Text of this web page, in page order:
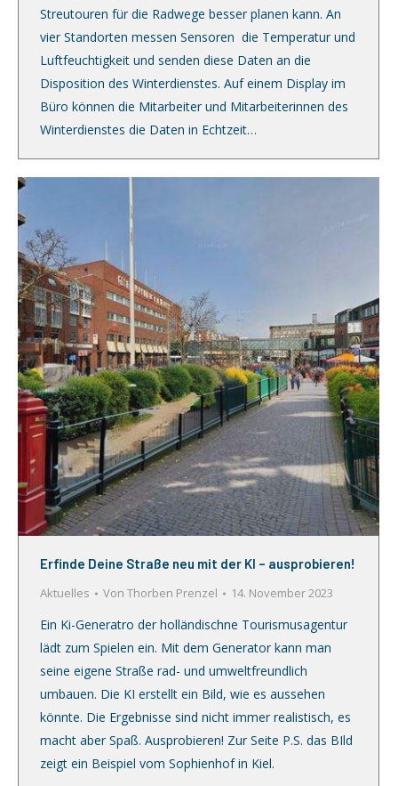
Streutouren für die Radwege besser planen kann. An
vier Standorten messen Sensoren die Temperatur und
Luftfeuchtigkeit und senden diese Daten an die
Disposition des Winterdienstes. Auf einem Display im
Büro können die Mitarbeiter und Mitarbeiterinnen des
Winterdienstes die Daten in Echtzeit…
Erfinde Deine Straße neu mit der KI – ausprobieren!
Aktuelles
Von Thorben Prenzel 14. November 2023
Ein Ki-Generatro der holländischne Tourismusagentur
lädt zum Spielen ein. Mit dem Generator kann man
seine eigene Straße rad- und umweltfreundlich
umbauen. Die KI erstellt ein Bild, wie es aussehen
könnte. Die Ergebnisse sind nicht immer realistisch, es
macht aber Spaß. Ausprobieren! Zur Seite P.S. das BIld
zeigt ein Beispiel vom Sophienhof in Kiel.